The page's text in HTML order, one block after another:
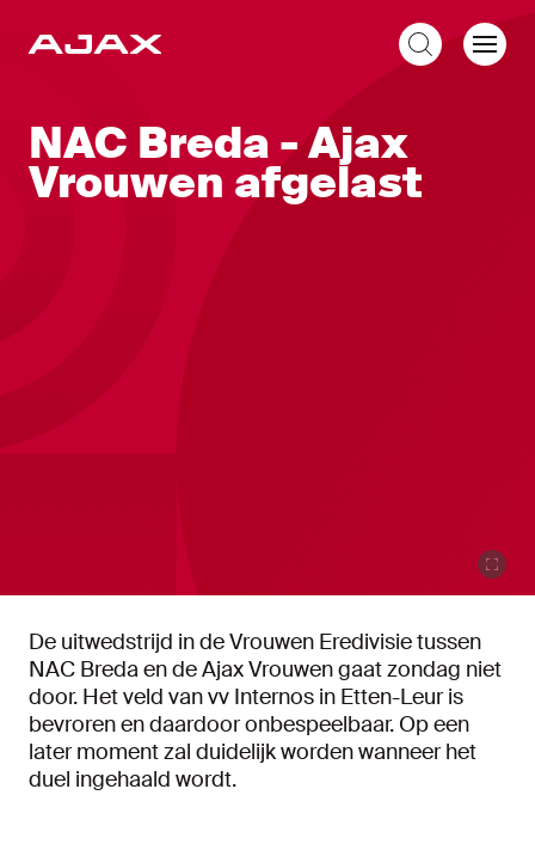
NAC Breda - Ajax
Vrouwen afgelast
De uitwedstrijd in de Vrouwen Eredivisie tussen
NAC Breda en de Ajax Vrouwen gaat zondag niet
door. Het veld van vv Internos in Etten-Leur is
bevroren en daardoor onbespeelbaar. Op een
later moment zal duidelijk worden wanneer het
duel ingehaald wordt.